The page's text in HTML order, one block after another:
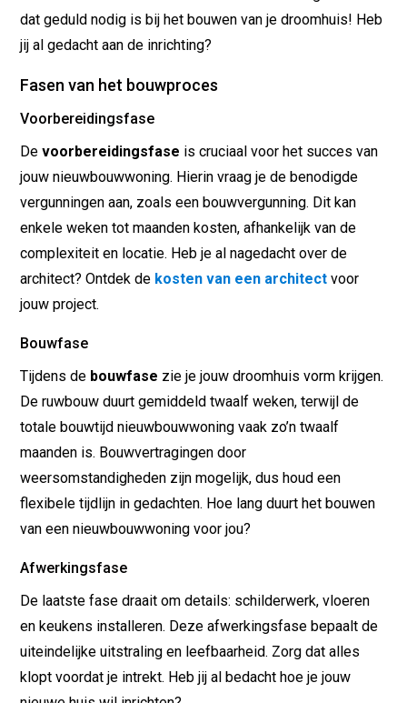
dat geduld nodig is bij het bouwen van je droomhuis! Heb
jij al gedacht aan de inrichting?
Fasen van het bouwproces
Voorbereidingsfase
Devoorbereidingsfase is cruciaal voor het succes van
jouw nieuwbouwwoning. Hierin vraag je de benodigde
vergunningen aan, zoals een bouwvergunning. Dit kan
enkele weken tot maanden kosten, afhankelijk van de
complexiteit en locatie. Heb je al nagedacht over de
architect? Ontdek de kosten van een architect voor
jouw project.
Bouwfase
Tijdens de bouwfase zie je jouw droomhuis vorm krijgen.
De ruwbouw duurt gemiddeld twaalf weken, terwijl de
totale bouwtijd nieuwbouwwoning vaak zo’n twaalf
maanden is. Bouwvertragingen door
weersomstandigheden zijn mogelijk, dus houd een
flexibele tijdlijn in gedachten. Hoe lang duurt het bouwen
van een nieuwbouwwoning voor jou?
Afwerkingsfase
De laatste fase draait om details: schilderwerk, vloeren
en keukens installeren. Deze afwerkingsfase bepaalt de
uiteindelijke uitstraling en leefbaarheid. Zorg dat alles
klopt voordat je intrekt. Heb jij al bedacht hoe je jouw